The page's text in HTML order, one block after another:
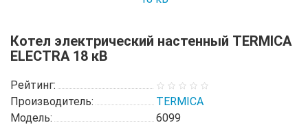
Котел электрический настенный TERMICA
ELECTRA 18 кВ
Рейтинг:
Производитель:
TERMICA
Модель:
6099